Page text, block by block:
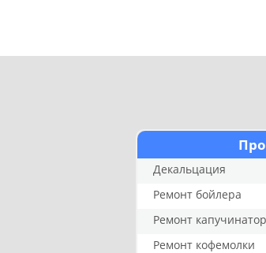
Декальцация
Ремонт бойлера
Ремонт
Ремонт кофемолки